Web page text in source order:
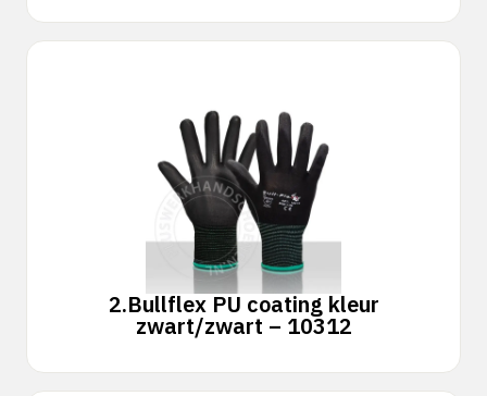
2.Bullflex PU coating kleur
zwart/zwart – 10312